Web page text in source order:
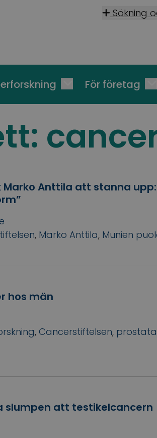
Sökning
För företag
Anttila att stanna upp:
, Marko Anttila, Munien
hos män
,Cancerstiftelsen,
slumpen att testikelcancern